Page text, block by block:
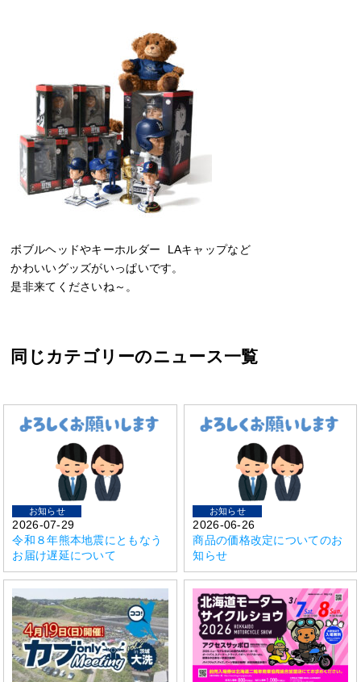
ボブルヘッドやキーホルダー LAキャップなど
かわいいグッズがいっぱいです。
是非来てくださいね～。
同じカテゴリーのニュース一覧
お知らせ
2026-07-29
令和８年熊本地震にともなう
お届け遅延について
お知らせ
2026-06-26
商品の価格改定についてのお
知らせ